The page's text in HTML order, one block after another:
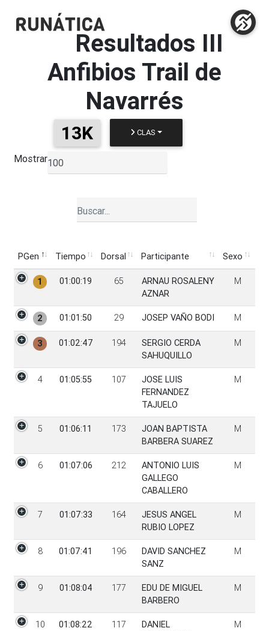
Resultados III
Anfibios Trail de
Navarrés
13K CLAS
Mostrar
PGen Tiempo Dorsal Participante
Sexo
PGen
Tiempo Dorsal Participante Sexo
1 01:00:19 65
ARNAU ROSALENY
AZNAR
M
2 01:01:50 29 JOSEP VAÑO BODI M
3 01:02:47 194
SERGIO CERDA
SAHUQUILLO
M
4 01:05:55 107
JOSE LUIS
FERNANDEZ
TAJUELO
M
5 01:06:11 173
JOAN BAPTISTA
BARBERA SUAREZ
M
6 01:07:06 212
ANTONIO LUIS
GALLEGO
CABALLERO
M
7 01:07:33 164
JESUS ANGEL
RUBIO LOPEZ
M
8 01:07:41 196
DAVID SANCHEZ
SANZ
M
9 01:08:04 177
EDU DE MIGUEL
BARBERO
M
10 01:08:22 117
DANIEL
M